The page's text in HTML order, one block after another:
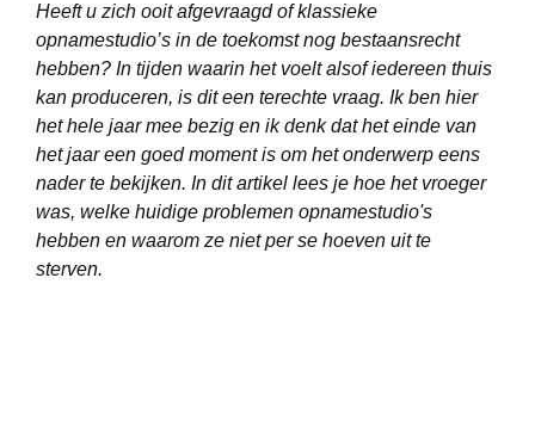
Heeft u zich ooit afgevraagd of klassieke
opnamestudio’s in de toekomst nog bestaansrecht
hebben? In tijden waarin het voelt alsof iedereen thuis
kan produceren, is dit een terechte vraag. Ik ben hier
het hele jaar mee bezig en ik denk dat het einde van
het jaar een goed moment is om het onderwerp eens
nader te bekijken. In dit artikel lees je hoe het vroeger
was, welke huidige problemen opnamestudio's
hebben en waarom ze niet per se hoeven uit te
sterven.